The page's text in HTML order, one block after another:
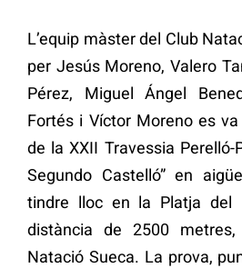
L’equip màster del Club
per Jesús Moreno, Valero
Pérez, Miguel Ángel
Fortés i Víctor Moreno es
de la XXII Travessia Perelló-
Segundo Castelló” en
tindre lloc en la Platja del
distància de 2500
Natació Sueca. La prova,